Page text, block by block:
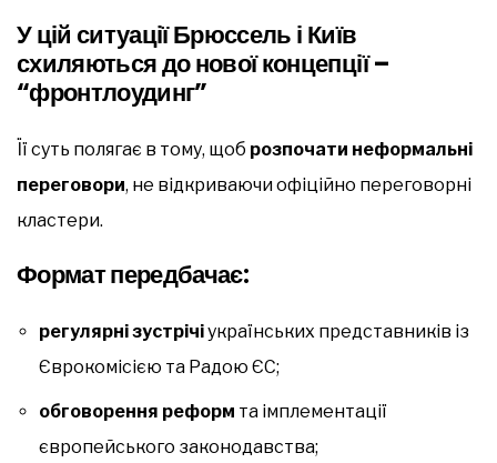
У цій ситуації Брюссель і Київ
схиляються до нової концепції –
“фронтлоудинг”
Її суть полягає в тому, щоб розпочати неформальні
переговори, не відкриваючи офіційно переговорні
кластери.
Формат передбачає:
регулярні зустрічіукраїнських представників із
Єврокомісією та Радою ЄС;
обговорення реформ та імплементації
європейського законодавства;